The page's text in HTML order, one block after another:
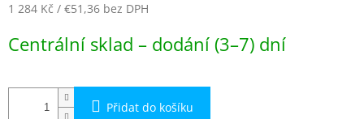
1 284 Kč / €51,36 bez DPH
cena:
Centrální sklad – dodání (3–7) dní
Přidat do košíku